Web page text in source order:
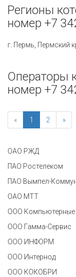
Регионы
номер +7
г. Пермь, Пермский
Операторы
номер +7
« 1 2 »
ОАО РЖД
ПАО Ростелеком
ПАО Вымпел-
ОАО МТТ
ООО Компьютерные
ООО Гамма-Сервис
ООО ИНФОРМ
ООО Интернод
ООО КОКОБРИ